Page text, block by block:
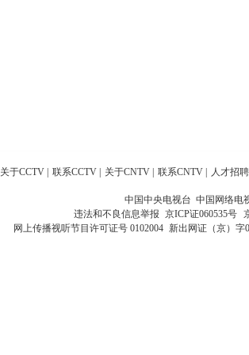
关于CCTV 联系CCTV 关于CNTV 联系CNTV 人才招聘
中国中央电视台 中国网络电
违法和不良信息举报 京ICP证060535号
网上传播视听节目许可证号 0102004 新出网证（京）